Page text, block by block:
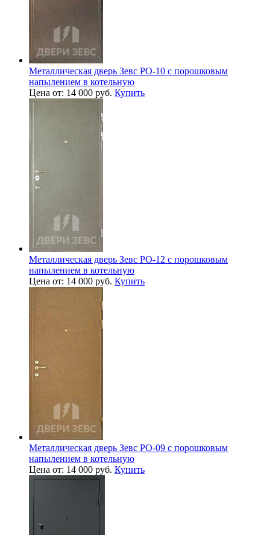
Металлическая дверь Зевс PO-10 с порошковым
напылением в котельную
Цена от: 14 000 руб. Купить
Металлическая дверь Зевс PO-12 с порошковым
напылением в котельную
Цена от: 14 000 руб. Купить
Металлическая дверь Зевс PO-09 с порошковым
напылением в котельную
Цена от: 14 000 руб. Купить